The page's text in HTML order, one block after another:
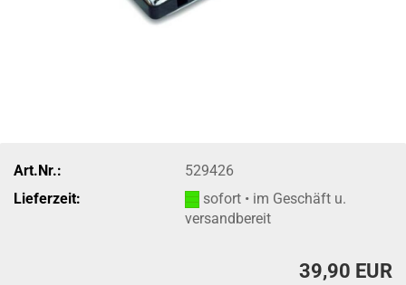
Art.Nr.:
529426
Lieferzeit:
sofort • im Geschäft u.
versandbereit
39,90 EUR